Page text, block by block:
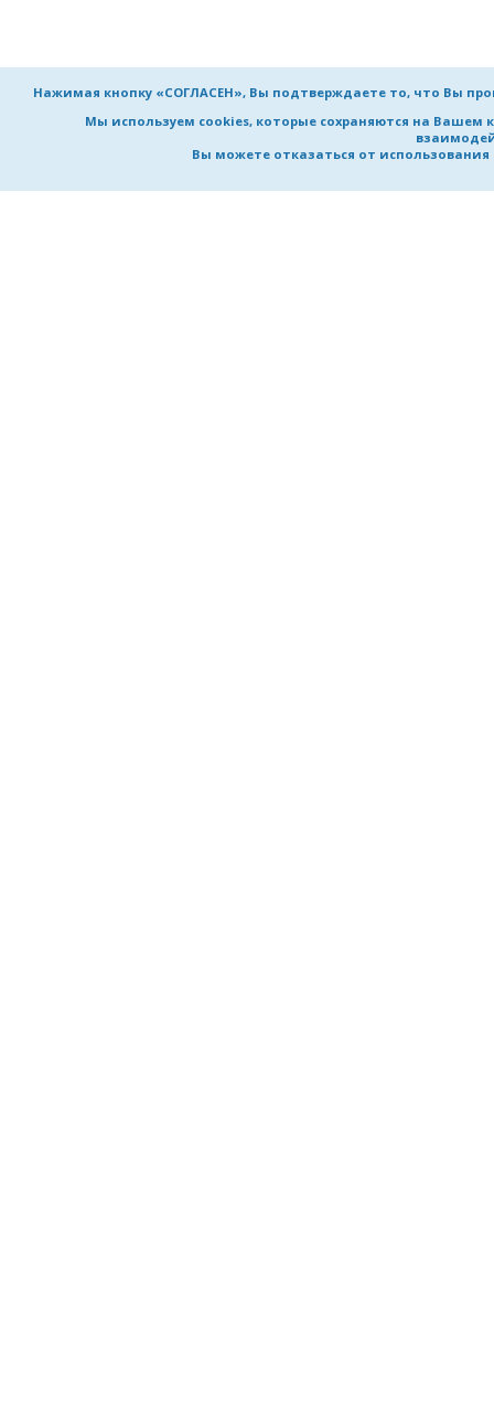
Нажимая кнопку «СОГЛАСЕН», Вы подтверждаете то, что Вы
Мы используем cookies, которые сохраняются на Вашем
Вы можете отказаться от использования